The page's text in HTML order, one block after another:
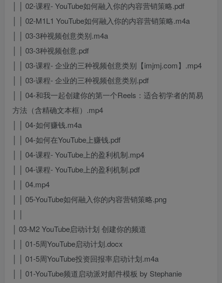
│ │ 02-课程- YouTube如何融入你的内容营销策略.pdf
│ │ 02-M1L1 YouTube如何融入你的内容营销策略.m4a
│ │ 03-3种视频创意类别.m4a
│ │ 03-3种视频创意.pdf
│ │ 03-课程- 企业的三种视频创意类别【imjmj.com】.mp4
│ │ 03-课程- 企业的三种视频创意类别.pdf
│ │ 04-和我一起创建你的第一个Reels：适合初学者的简易
方法（含精确文本框）.mp4
│ │ 04-如何赚钱.m4a
│ │ 04-如何在YouTube上赚钱.pdf
│ │ 04-课程- YouTube上的盈利机制.mp4
│ │ 04-课程- YouTube上的盈利机制.pdf
│ │ 04.mp4
│ │ 05-YouTube如何融入你的内容营销策略.png
│ 03-M2 YouTube启动计划 创建你的频道
│ │ 01-5周YouTube启动计划.docx
│ │ 01-5周YouTube投资回报率启动计划.m4a
│ │ 01-YouTube频道启动派对邮件模板 by Stephanie